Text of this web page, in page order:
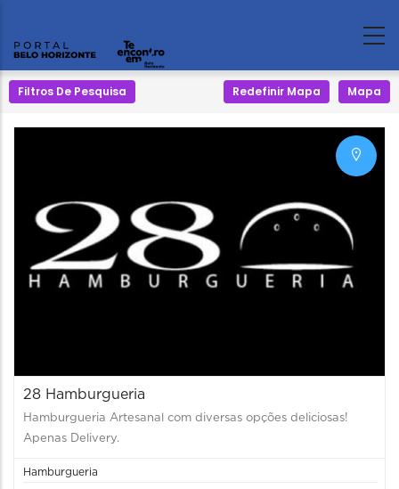
Filtros De Pesquisa Redefinir Mapa Mapa
28 Hamburgueria
Hamburgueria Artesanal com diversas opções deliciosas!
Apenas Delivery.
Hamburgueria